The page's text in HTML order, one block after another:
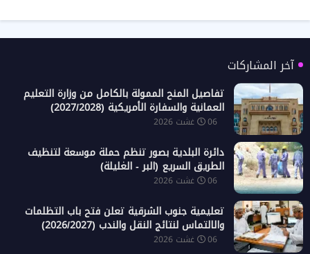
آخر المشاركات
تفاصيل المنح الممولة بالكامل من وزارة التعليم
العمانية والسفارة الأمريكية (2027/2028)
06 غشت 2026
دائرة البلدية بصور تنظم حملة موسعة لتنظيف
الطريق السريع (البر - الغليلة)
06 غشت 2026
تعليمية جنوب الشرقية تعلن فتح باب التظلمات
والالتماس لنتائج النقل والندب (2026/2027)
06 غشت 2026